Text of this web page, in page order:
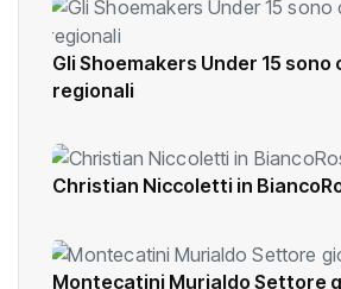
Gli Shoemakers Under 15 sono
regionali
Christian Niccoletti in
Montecatini Murialdo Settore